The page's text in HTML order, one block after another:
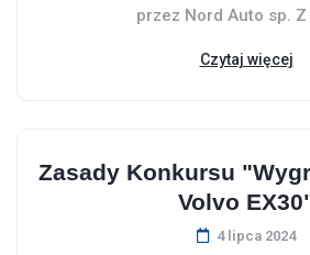
przez Nord Auto sp. Z
Czytaj więcej
Zasady Konkursu
Volvo
4 lipca 2024